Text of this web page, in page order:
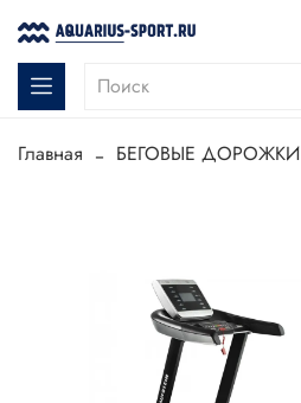
Главная БЕГОВЫЕ ДОРОЖКИ